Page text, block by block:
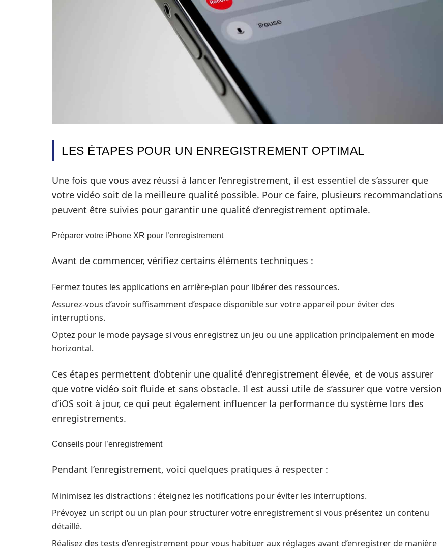
LES ÉTAPES POUR UN ENREGISTREMENT OPTIMAL
Une fois que vous avez réussi à lancer l’enregistrement, il est essentiel de s’assurer que
votre vidéo soit de la meilleure qualité possible. Pour ce faire, plusieurs recommandations
peuvent être suivies pour garantir une qualité d’enregistrement optimale.
Préparer votre iPhone XR pour l’enregistrement
Avant de commencer, vérifiez certains éléments techniques :
Fermez toutes les applications en arrière-plan pour libérer des ressources.
Assurez-vous d’avoir suffisamment d’espace disponible sur votre appareil pour éviter des
interruptions.
Optez pour le mode paysage si vous enregistrez un jeu ou une application principalement en mode
horizontal.
Ces étapes permettent d’obtenir une qualité d’enregistrement élevée, et de vous assurer
que votre vidéo soit fluide et sans obstacle. Il est aussi utile de s’assurer que votre version
d’iOS soit à jour, ce qui peut également influencer la performance du système lors des
enregistrements.
Conseils pour l’enregistrement
Pendant l’enregistrement, voici quelques pratiques à respecter :
Minimisez les distractions : éteignez les notifications pour éviter les interruptions.
Prévoyez un script ou un plan pour structurer votre enregistrement si vous présentez un contenu
détaillé.
Réalisez des tests d’enregistrement pour vous habituer aux réglages avant d’enregistrer de manière